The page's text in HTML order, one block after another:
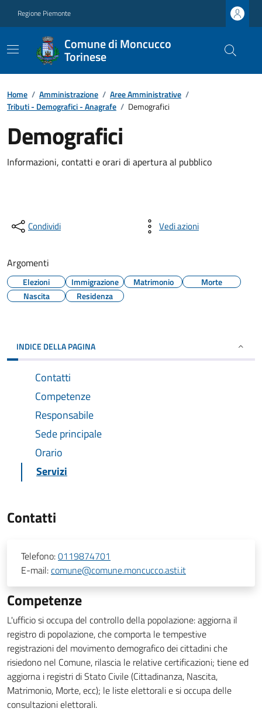
Regione Piemonte
Comune di Moncucco
Torinese
Home / Amministrazione / Aree Amministrative /
Tributi - Demografici - Anagrafe / Demografici
Demografici
Informazioni, contatti e orari di apertura al pubblico
Condividi Vedi azioni
Argomenti
Elezioni Immigrazione Matrimonio
Morte
Nascita
Residenza
INDICE DELLA PAGINA
Contatti
Competenze
Responsabile
Sede principale
Orario
Servizi
Contatti
Telefono:0119874701
E-mail:comune@comune.moncucco.asti.it
Competenze
L'ufficio si occupa del controllo della popolazione: aggiorna il
registro di popolazione, che comporta le tempestive
registrazioni del movimento demografico dei cittadini che
risiedono nel Comune, rilascia le relative certificazioni; tiene ed
aggiorna i registri di Stato Civile (Cittadinanza, Nascita,
Matrimonio, Morte, ecc); le liste elettorali e si occupa delle
consultazioni elettorali.